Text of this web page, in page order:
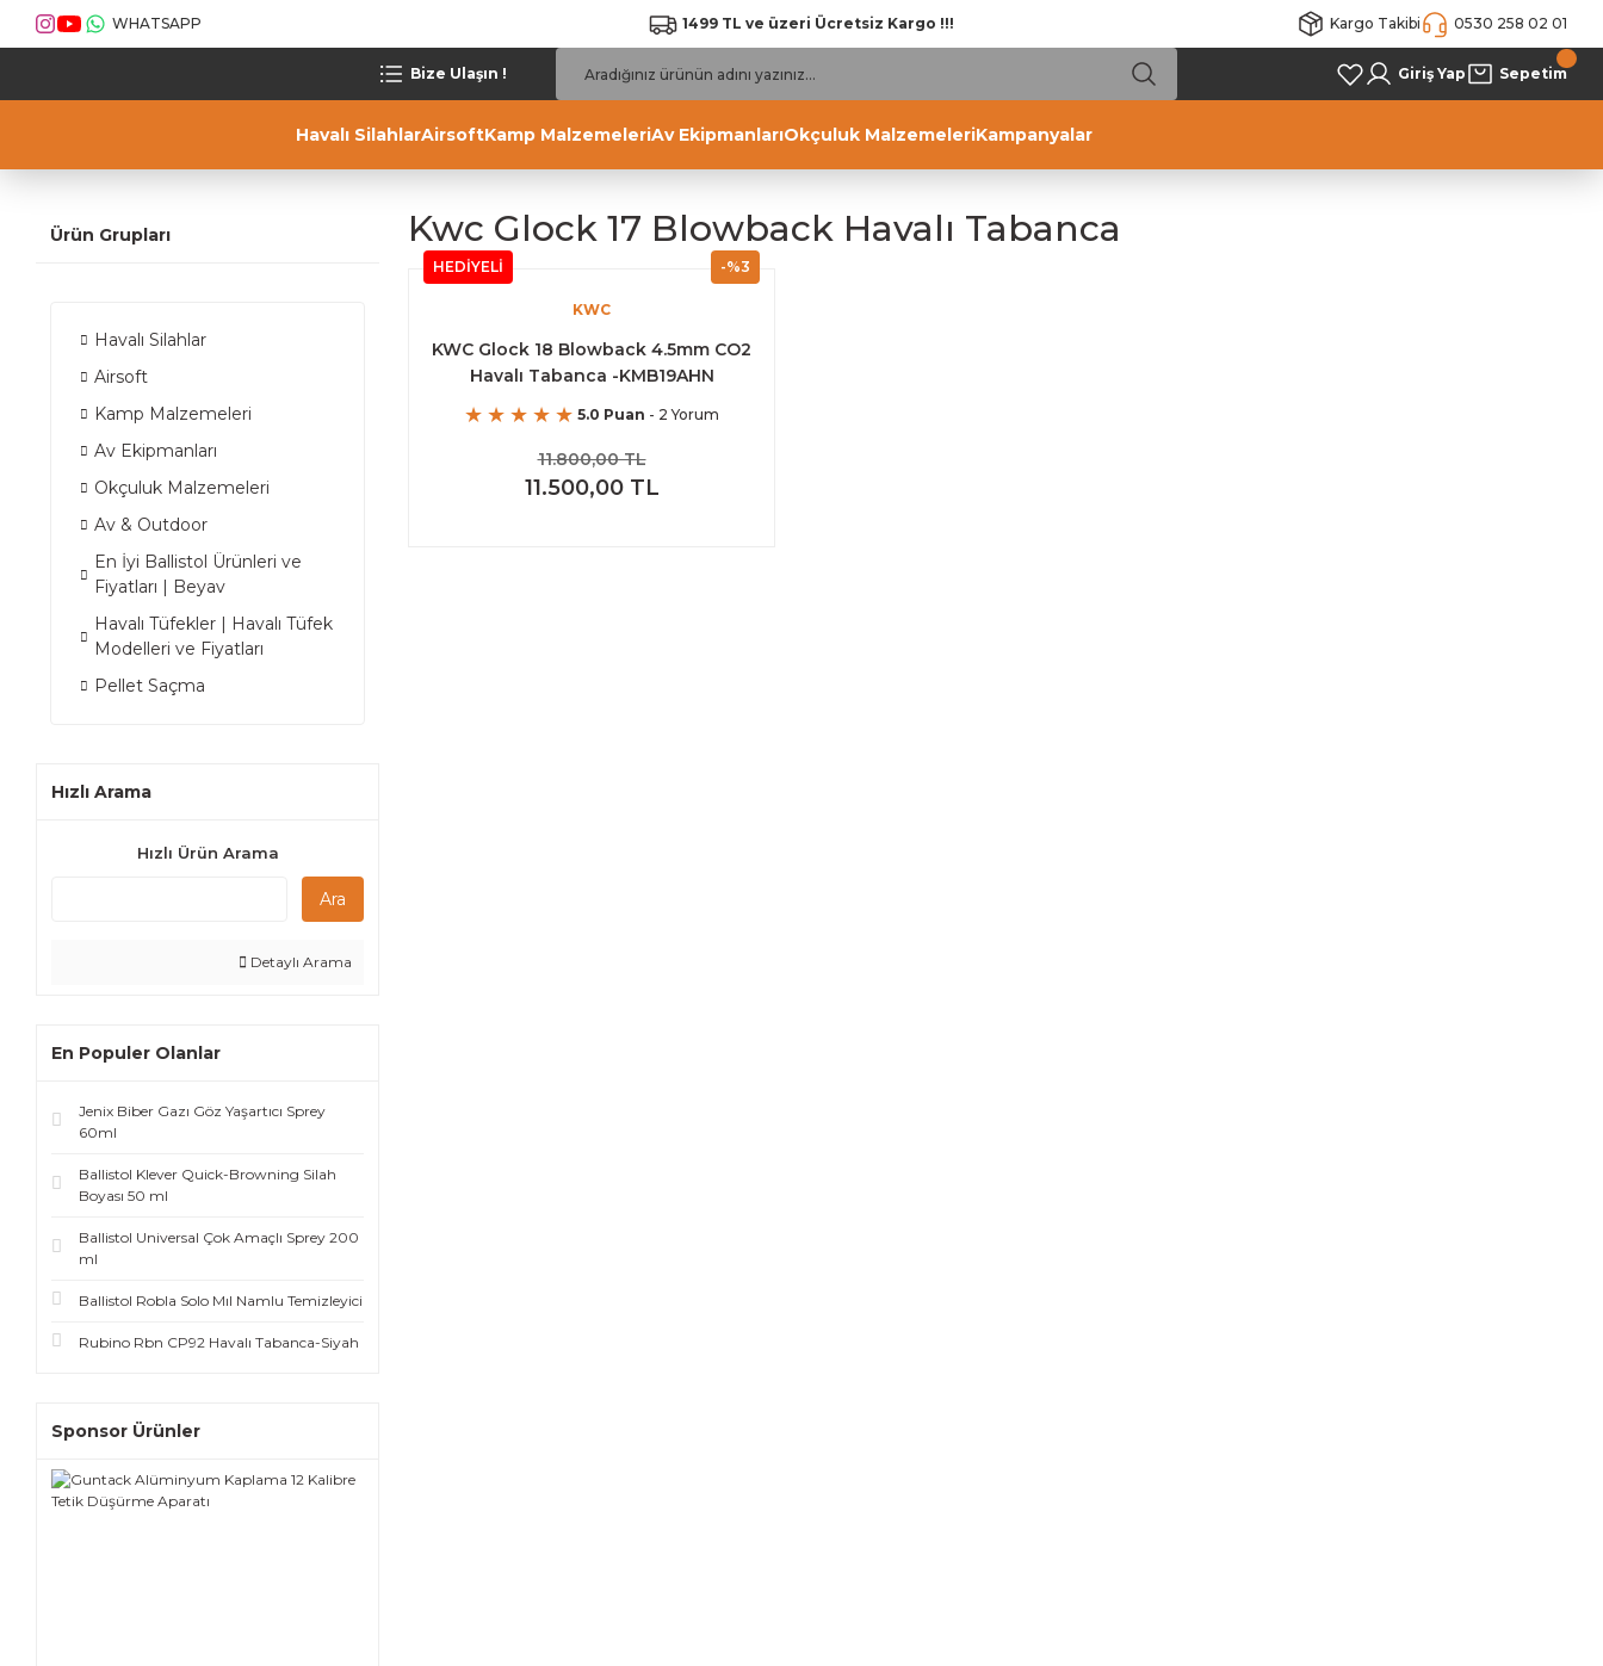
WHATSAPP 1499 TL ve üzeri Ücretsiz Kargo !!! Kargo Takibi 0530 258 02 01
Bize Ulaşın ! Giriş Yap Sepetim
Havalı SilahlarAirsoftKamp MalzemeleriAv EkipmanlarıOkçuluk MalzemeleriKampanyalar
Ürün Grupları
Havalı Silahlar
Airsoft
Kamp Malzemeleri
Av Ekipmanları
Okçuluk Malzemeleri
Av & Outdoor
En İyi Ballistol Ürünleri ve
Fiyatları | Beyav
Havalı Tüfekler | Havalı Tüfek
Modelleri ve Fiyatları
Pellet Saçma
Hızlı Arama
Hızlı Ürün Arama
Ara
Detaylı Arama
En Populer Olanlar
Jenix Biber Gazı Göz Yaşartıcı Sprey
60ml
Ballistol Klever Quick-Browning Silah
Boyası 50 ml
Ballistol Universal Çok Amaçlı Sprey 200
ml
Ballistol Robla Solo Mıl Namlu Temizleyici
Rubino Rbn CP92 Havalı Tabanca-Siyah
Sponsor Ürünler
Kwc Glock 17 Blowback Havalı Tabanca
-%3
HEDİYELİ
KWC
KWC Glock 18 Blowback 4.5mm CO2
Havalı Tabanca -KMB19AHN
5.0 Puan - 2 Yorum
11.800,00 TL
11.500,00 TL